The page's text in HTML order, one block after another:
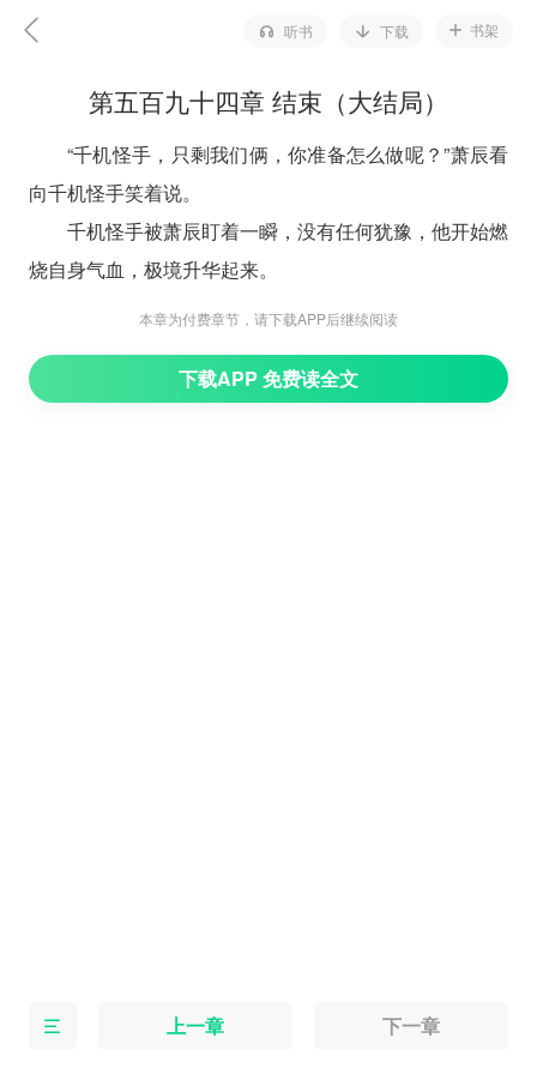
听书 下载 书架
第五百九十四章 结束（大结局）
“千机怪手，只剩我们俩，你准备怎么做呢？”萧辰看
向千机怪手笑着说。
千机怪手被萧辰盯着一瞬，没有任何犹豫，他开始燃
烧自身气血，极境升华起来。
他的极境升华不是为拼命,而是逃跑，他实在有些错
“你跑不掉的。”萧辰身形突然消失。
本章为付费章节，请下载APP后继续阅读
下载APP 免费读全文
上一章 下一章